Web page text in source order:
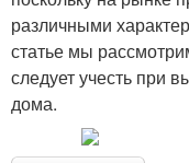
различными
статье мы
следует учесть при
дома.